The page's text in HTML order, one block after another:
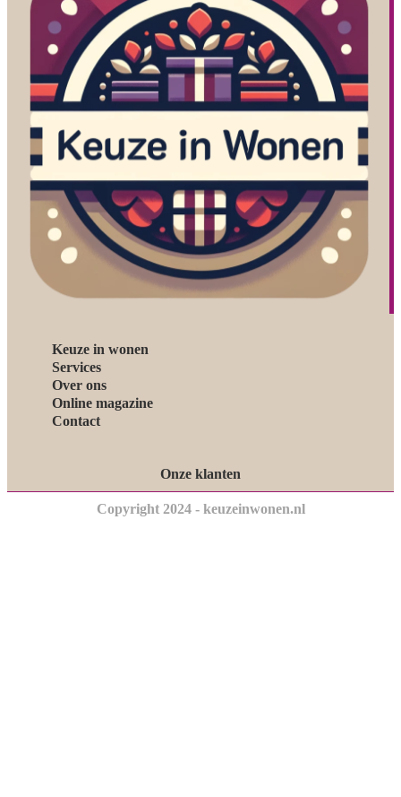
Keuze in wonen
Services
Over ons
Online magazine
Contact
Onze klanten
Copyright 2024 - keuzeinwonen.nl